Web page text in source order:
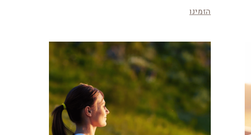
הזמינו